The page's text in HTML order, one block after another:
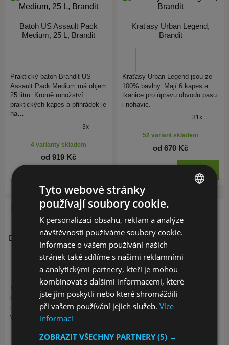
Batoh US Assault Pack
Medium, 25 L, Brandit
Praktický batoh Brandit US
Assault Pack Medium má objem
25 litrů. Kromě množství
praktických kapes a přihrádek je
na…
3x
4 varianty skladem
od 919 Kč
Kraťasy Urban Legend,
Brandit
Kraťasy Urban Legend jsou ze
100% bavlny. Mají 6 kapes a
tkanice pro úpravu obvodu pasu
i nohavic.
31x
52 variant skladem
od 670 Kč
KOUPIT
Batoh US Cooper Medium, 25
L, Brandit
Praktický batoh Brandit US
Cooper má objem přibližně 25
litrů. Pro nenáročné, hobby
využití je to skvělý batoh.…
Molle sumka Functional,
Brandit
Praktická sumka Functional od
německé firmy Brandit jde
uchytit buď na vazbu MOLLE /
EN
Tyto webové stránky
používají soubory cookie.
K personalizaci obsahu, reklam a analýze
návštěvnosti používáme soubory cookie.
Informace o vašem používání našich
stránek také sdílíme s našimi reklamními
a analytickými partnery, kteří je mohou
kombinovat s dalšími informacemi, které
jste jim poskytli nebo které shromáždili
při vašem používání jejich služeb. Více
informací
ZOBRAZIT VŠECHNY PARTNERY (5) →